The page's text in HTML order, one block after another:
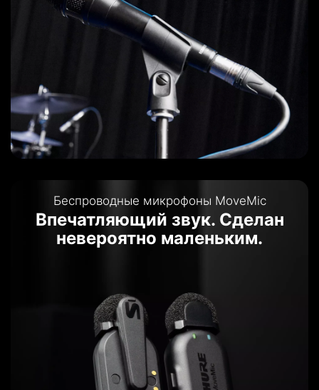
Беспроводные микрофоны MoveMic
Впечатляющий звук. Сделан
невероятно маленьким.